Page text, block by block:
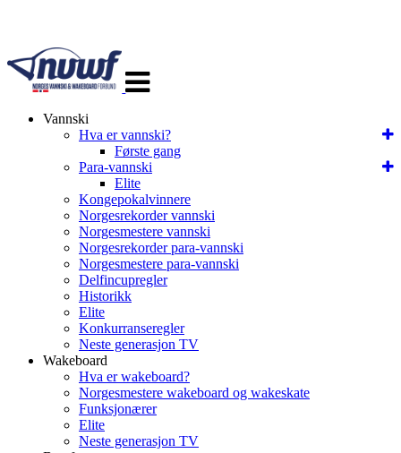
navigasjon
Vannski
Hva er vannski?
Første gang
Para-vannski
Elite
Kongepokalvinnere
Norgesrekorder vannski
Norgesmestere vannski
Norgesrekorder para-vannski
Norgesmestere para-vannski
Delfincupregler
Historikk
Elite
Konkurranseregler
Neste generasjon TV
Wakeboard
Hva er wakeboard?
Norgesmestere wakeboard og wakeskate
Funksjonærer
Elite
Neste generasjon TV